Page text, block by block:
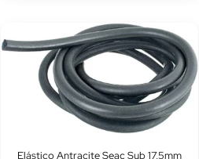
Elástico Antracite Seac Sub 17,5mm